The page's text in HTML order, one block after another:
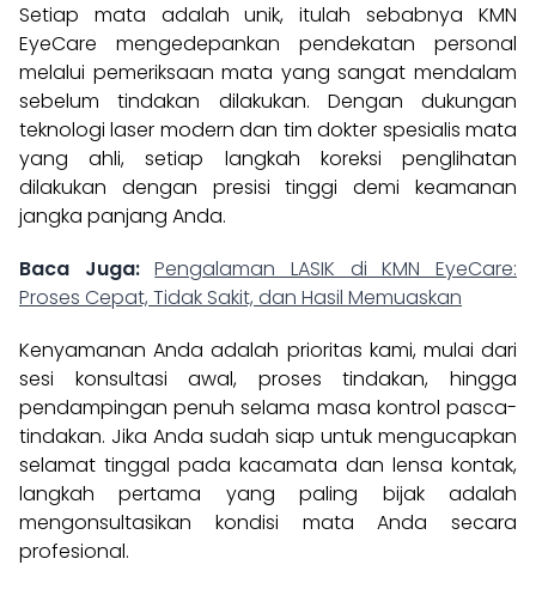
Setiap mata adalah unik, itulah sebabnya KMN
EyeCare mengedepankan pendekatan personal
melalui pemeriksaan mata yang sangat mendalam
sebelum tindakan dilakukan. Dengan dukungan
teknologi laser modern dan tim dokter spesialis mata
yang ahli, setiap langkah koreksi penglihatan
dilakukan dengan presisi tinggi demi keamanan
jangka panjang Anda.
Baca Juga:Pengalaman LASIK di KMN EyeCare:
Proses Cepat, Tidak Sakit, dan Hasil Memuaskan
Kenyamanan Anda adalah prioritas kami, mulai dari
sesi konsultasi awal, proses tindakan, hingga
pendampingan penuh selama masa kontrol pasca-
tindakan. Jika Anda sudah siap untuk mengucapkan
selamat tinggal pada kacamata dan lensa kontak,
langkah pertama yang paling bijak adalah
mengonsultasikan kondisi mata Anda secara
profesional.